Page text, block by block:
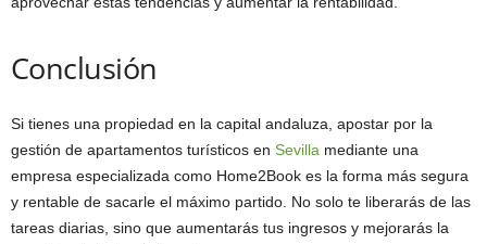
Conclusión
Si tienes una propiedad en la capital andaluza, apostar por la
gestión de apartamentos turísticos en Sevilla mediante una
empresa especializada como Home2Book es la forma más segura
y rentable de sacarle el máximo partido. No solo te liberarás de las
tareas diarias, sino que aumentarás tus ingresos y mejorarás la